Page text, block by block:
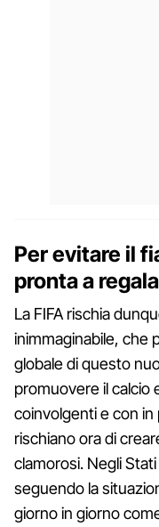
Per evitare il
pronta a
La FIFA rischia
inimmaginabile, che
globale di questo
promuovere il calcio
coinvolgenti e con in
rischiano ora di
clamorosi. Negli
seguendo la
giorno in giorno